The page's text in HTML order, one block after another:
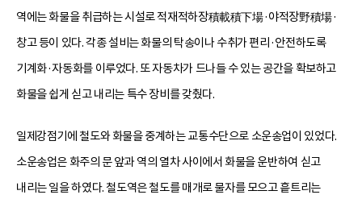
역에는 화물을 취급하는 시설로 적재적하장積載積下場·야적장野積場·
창고 등이 있다. 각종 설비는 화물의 탁송이나 수취가 편리·안전하도록
기계화·자동화를 이루었다. 또 자동차가 드나들 수 있는 공간을 확보하고
화물을 쉽게 싣고 내리는 특수 장비를 갖췄다.
일제강점기에 철도와 화물을 중계하는 교통수단으로 소운송업이 있었다.
소운송업은 화주의 문 앞과 역의 열차 사이에서 화물을 운반하여 싣고
내리는 일을 하였다. 철도역은 철도를 매개로 물자를 모으고 흩트리는